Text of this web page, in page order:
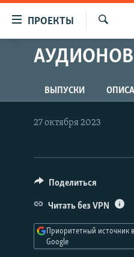
упрощенного
доступа
Вернуться
к
основному
главной
Вернутся
ПРОЕКТЫ
ПРОГРАММЫ
АВТОРСКИЕ ПРОЕКТЫ
ЦИТАТЫ СВОБОДЫ
IDEL.РЕАЛИИ
КАВКАЗ.РЕАЛИИ
СЕВЕР.РЕАЛИИ
СИБИРЬ.РЕАЛИИ
ВЫПУСКИ
27 октября 2023
Поделиться
Читать без VPN
Приоритетный источник в
Google